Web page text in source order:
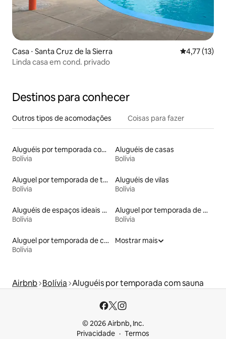
Casa ⋅ Santa Cruz de la Sierra 4,77 de uma
4,77 (13)
Linda casa em cond. privado
Destinos para conhecer
Outros tipos de acomodações Coisas para fazer
Aluguéis por temporada com café da manhã
Bolívia
Aluguéis de casas
Bolívia
Aluguel por temporada de townhouses
Bolívia
Aluguéis de vilas
Bolívia
Aluguéis de espaços ideais para famílias
Bolívia
Aluguel por temporada de microcasas
Bolívia
Aluguel por temporada de casas na terra
Bolívia
Mostrar mais
Airbnb Bolívia Aluguéis por temporada com sauna
© 2026 Airbnb, Inc.
Privacidade
Termos